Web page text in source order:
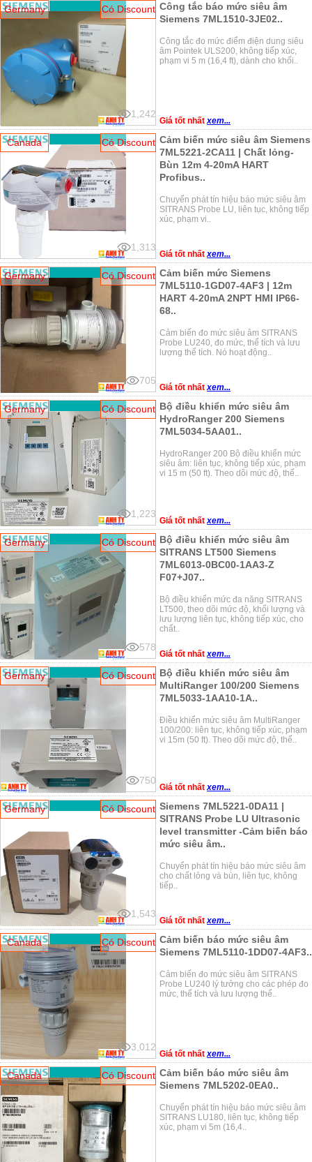
Germany Có Discount
1,242
Công tắc báo mức siêu âm
Siemens 7ML1510-3JE02..
Công tắc đo mức điểm điện dung siêu
âm Pointek ULS200, không tiếp xúc,
phạm vi 5 m (16,4 ft), dành cho khối..
Giá tốt nhấtxem...
Canada Có Discount
1,313
Cảm biến mức siêu âm Siemens
7ML5221-2CA11 | Chất lỏng-
Bùn 12m 4-20mA HART
Profibus..
Chuyển phát tín hiệu báo mức siêu âm
SITRANS Probe LU, liên tục, không tiếp
xúc, phạm vi..
Giá tốt nhấtxem...
Germany Có Discount
705
Cảm biến mức Siemens
7ML5110-1GD07-4AF3 | 12m
HART 4-20mA 2NPT HMI IP66-
68..
Cảm biến đo mức siêu âm SITRANS
Probe LU240, đo mức, thể tích và lưu
lượng thể tích. Nó hoạt động..
Giá tốt nhấtxem...
Germany Có Discount
1,223
Bộ điều khiển mức siêu âm
HydroRanger 200 Siemens
7ML5034-5AA01..
HydroRanger 200 Bộ điều khiển mức
siêu âm: liên tục, không tiếp xúc, phạm
vi 15 m (50 ft). Theo dõi mức độ, thể..
Giá tốt nhấtxem...
Germany Có Discount
578
Bộ điều khiển mức siêu âm
SITRANS LT500 Siemens
7ML6013-0BC00-1AA3-Z
F07+J07..
Bộ điều khiển mức đa năng SITRANS
LT500, theo dõi mức độ, khối lượng và
lưu lượng liên tục, không tiếp xúc, cho
chất..
Giá tốt nhấtxem...
Germany Có Discount
750
Bộ điều khiển mức siêu âm
MultiRanger 100/200 Siemens
7ML5033-1AA10-1A..
Điều khiển mức siêu âm MultiRanger
100/200: liên tục, không tiếp xúc, phạm
vi 15m (50 ft). Theo dõi mức độ, thể..
Giá tốt nhấtxem...
Germany Có Discount
1,543
Siemens 7ML5221-0DA11 |
SITRANS Probe LU Ultrasonic
level transmitter -Cảm biến báo
mức siêu âm..
Chuyển phát tín hiệu báo mức siêu âm
cho chất lỏng và bùn, liên tục, không
tiếp..
Giá tốt nhấtxem...
Canada Có Discount
3,012
Cảm biến báo mức siêu âm
Siemens 7ML5110-1DD07-4AF3..
Cảm biến đo mức siêu âm SITRANS
Probe LU240 lý tưởng cho các phép đo
mức, thể tích và lưu lượng thể..
Giá tốt nhấtxem...
Canada Có Discount Cảm biến báo mức siêu âm
Siemens 7ML5202-0EA0..
Chuyển phát tín hiệu báo mức siêu âm
SITRANS LU180, liên tục, không tiếp
xúc, phạm vi 5m (16,4..